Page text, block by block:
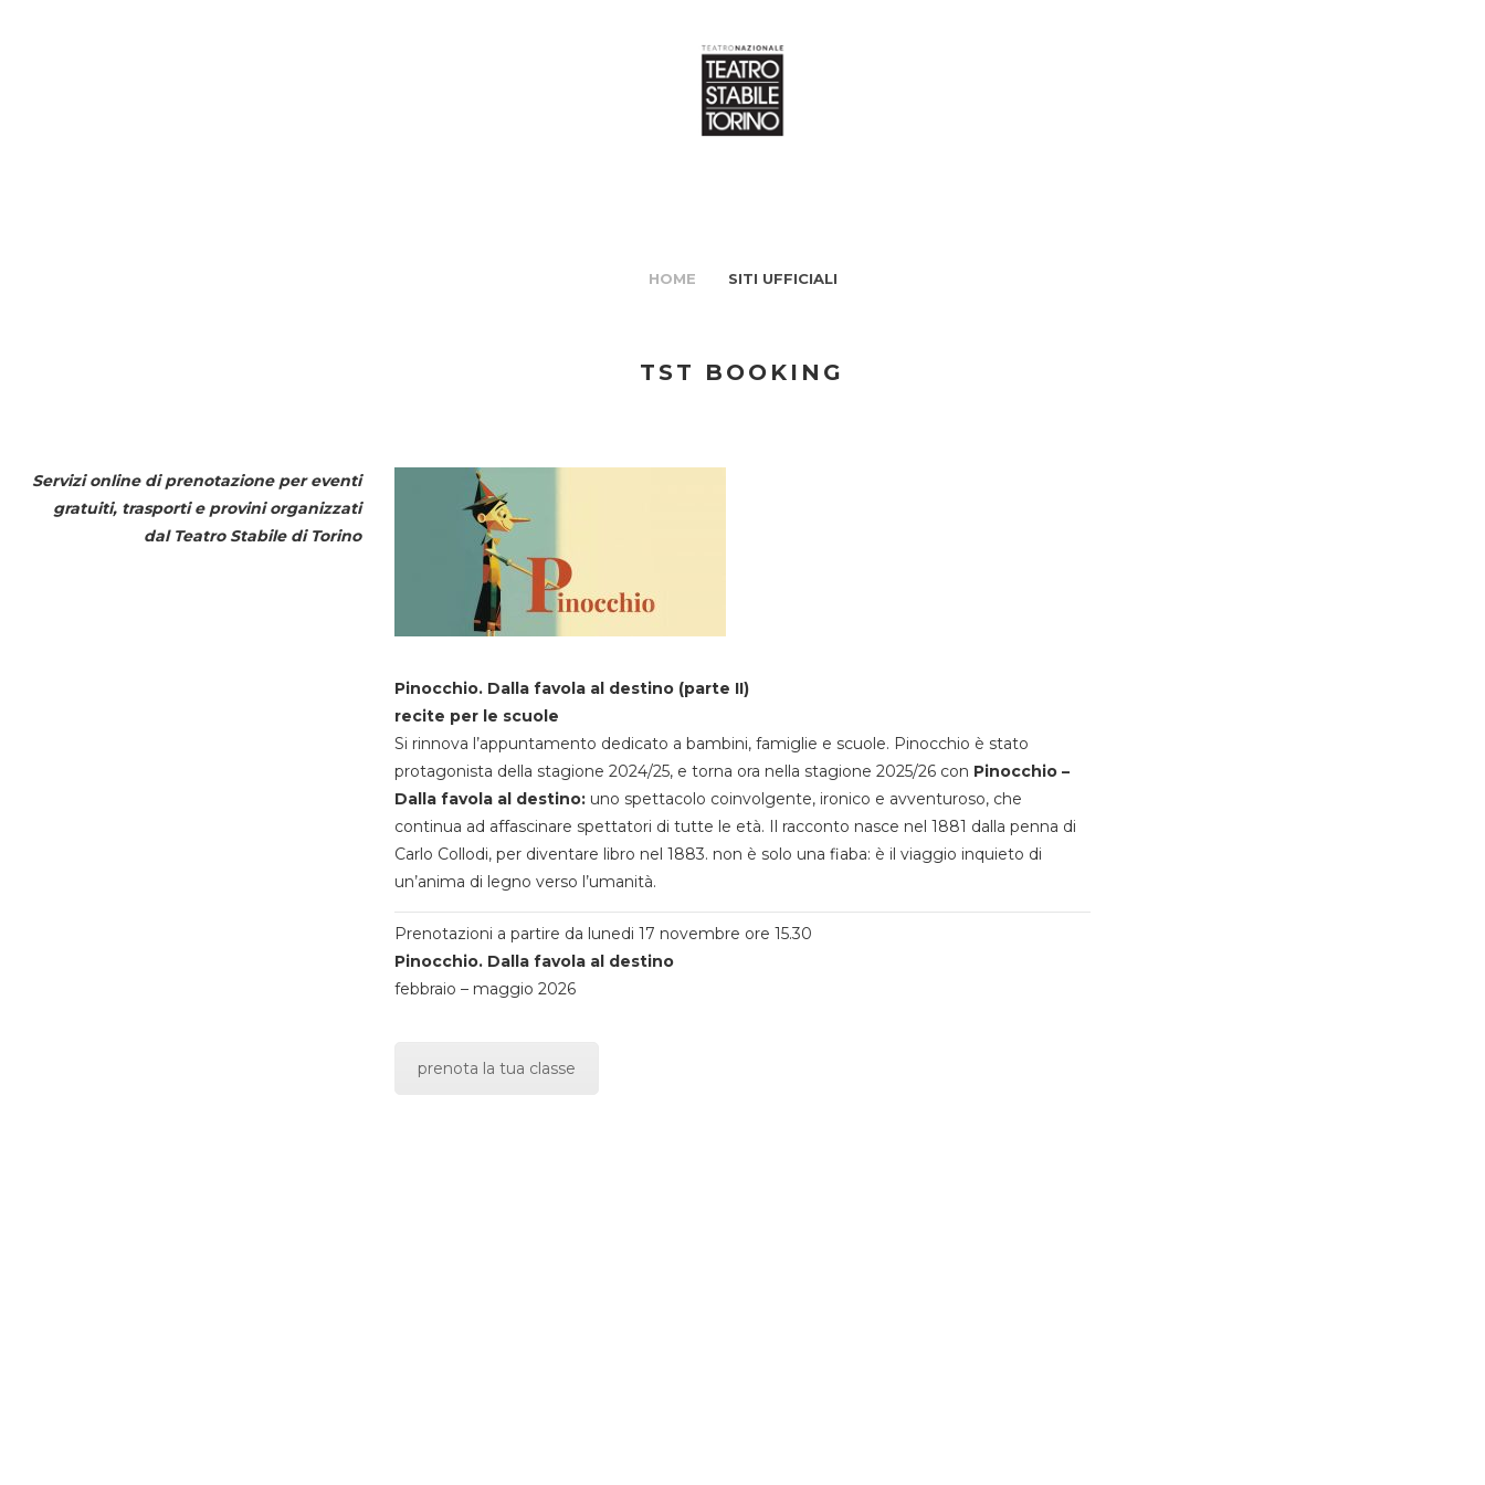
HOME SITI UFFICIALI
TST BOOKING
Servizi online di prenotazione per eventi
gratuiti, trasporti e provini organizzati
dal Teatro Stabile di Torino
Pinocchio. Dalla favola al destino (parte II)
recite per le scuole
Si rinnova l’appuntamento dedicato a bambini, famiglie e scuole. Pinocchio è stato
protagonista della stagione 2024/25, e torna ora nella stagione 2025/26 con Pinocchio –
Dalla favola al destino:uno spettacolo coinvolgente, ironico e avventuroso, che
continua ad affascinare spettatori di tutte le età. Il racconto nasce nel 1881 dalla penna di
Carlo Collodi, per diventare libro nel 1883. non è solo una fiaba: è il viaggio inquieto di
un’anima di legno verso l’umanità.
Prenotazioni a partire da lunedi 17 novembre ore 15.30
Pinocchio. Dalla favola al destino
febbraio – maggio 2026
prenota la tua classe